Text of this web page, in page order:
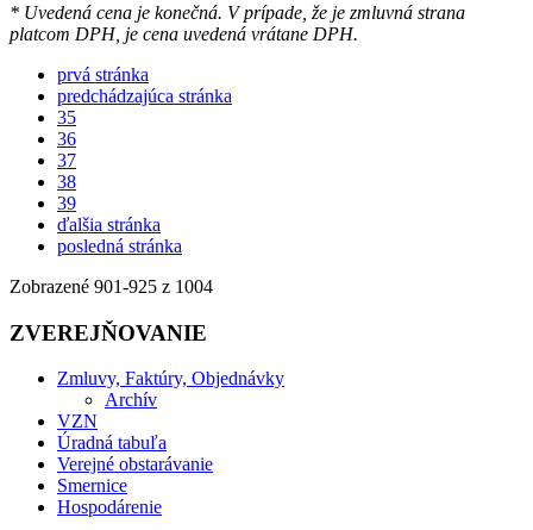
* Uvedená cena je konečná. V prípade, že je zmluvná strana
platcom DPH, je cena uvedená vrátane DPH.
prvá stránka
predchádzajúca stránka
35
36
37
38
39
ďalšia stránka
posledná stránka
Zobrazené 901-925 z 1004
ZVEREJŇOVANIE
Zmluvy, Faktúry, Objednávky
Archív
VZN
Úradná tabuľa
Verejné obstarávanie
Smernice
Hospodárenie